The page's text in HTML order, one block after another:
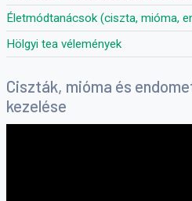
Életmódtanácsok (ciszta, mióma,
Hölgyi tea vélemények
Ciszták, mióma és
kezelése